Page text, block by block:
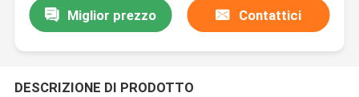
Miglior prezzo Contattici
DESCRIZIONE DI PRODOTTO